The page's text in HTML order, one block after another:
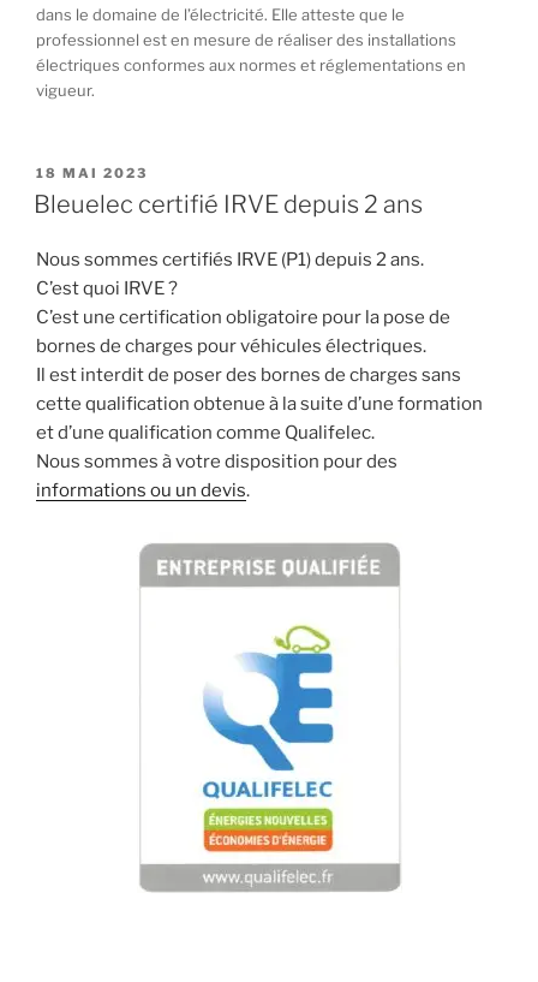
dans le domaine de l’électricité. Elle atteste que le
professionnel est en mesure de réaliser des installations
électriques conformes aux normes et réglementations en
vigueur.
PUBLIÉ
LE
18 MAI 2023
Bleuelec certifié IRVE depuis 2 ans
Nous sommes certifiés IRVE (P1) depuis 2 ans.
C’est quoi IRVE ?
C’est une certification obligatoire pour la pose de
bornes de charges pour véhicules électriques.
Il est interdit de poser des bornes de charges sans
cette qualification obtenue à la suite d’une formation
et d’une qualification comme Qualifelec.
Nous sommes à votre disposition pour des
informations ou un devis.